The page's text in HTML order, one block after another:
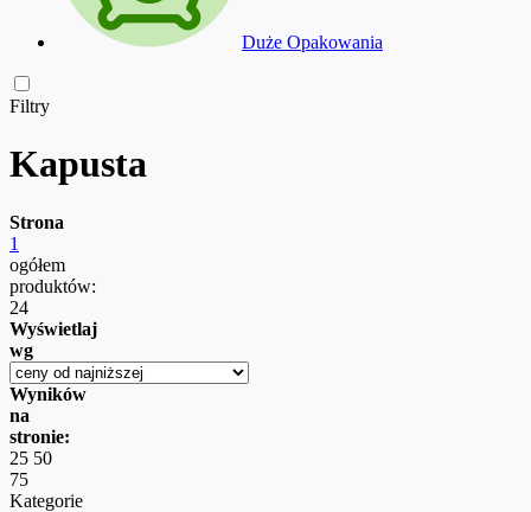
Duże Opakowania
Filtry
Kapusta
Strona
1
ogółem
produktów:
24
Wyświetlaj
wg
Wyników
na
stronie:
25 50
75
Kategorie